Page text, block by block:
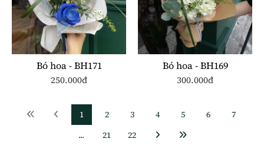
Bó hoa - BH171
250.000đ
Bó hoa - BH169
300.000đ
1 2 3 4 5 6
7
...
21 22